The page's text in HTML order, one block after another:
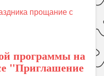
прощание с
программы на
"Приглашение